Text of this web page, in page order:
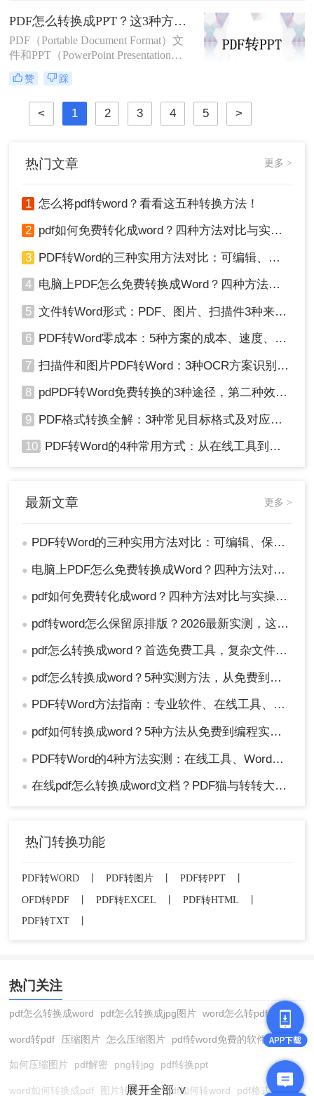
PDF怎么转换成PPT？这3种方法教会你！
PDF（Portable Document Format）文
件和PPT（PowerPoint Presentation）
文件在日常办公和学习中都有着广泛
的应用。有时，我们需要将PDF文件
转换为PPT格式，以便进行编辑、修
改或展示。那么PDF怎么转换成PPT
呢？本文将介绍三种将PDF转换成
赞 踩
< 1 2 3 4 5 >
热门文章 更多 >
1 怎么将pdf转word？看看这五种转换方法！
2 pdf如何免费转化成word？四种方法对比与实操指南（附详细表格）
3 PDF转Word的三种实用方法对比：可编辑、保格式、避风险！
4 电脑上PDF怎么免费转换成Word？四种方法对比与实操指南（附详细表格）!
5 文件转Word形式：PDF、图片、扫描件3种来源分别怎么处理！
6 PDF转Word零成本：5种方案的成本、速度、精度对比！
7 扫描件和图片PDF转Word：3种OCR方案识别率实测！
8 pdPDF转Word免费转换的3种途径，第二种效率最高！
9 PDF格式转换全解：3种常见目标格式及对应操作方法！
10 PDF转Word的4种常用方式：从在线工具到桌面软件全梳理！
最新文章 更多 >
● PDF转Word的三种实用方法对比：可编辑、保格式、避风险！
● 电脑上PDF怎么免费转换成Word？四种方法对比与实操指南（附详细表格）!
● pdf如何免费转化成word？四种方法对比与实操指南（附详细表格）
● pdf转word怎么保留原排版？2026最新实测，这5种方法从免费到专业全搞定！
● pdf怎么转换成word？首选免费工具，复杂文件再上专业软件！
● pdf怎么转换成word？5种实测方法，从免费到专业全攻略！
● PDF转Word方法指南：专业软件、在线工具、Word内置与改后缀名4种方案对比！
● pdf如何转换成word？5种方法从免费到编程实测对比！
● PDF转Word的4种方法实测：在线工具、Word、Adobe与开源软件对比！！
● 在线pdf怎么转换成word文档？PDF猫与转转大师2种在线工具使用指南与功能对比！
热门转换功能
PDF转WORD 丨 PDF转图片 丨 PDF转PPT
丨
OFD转PDF
丨 PDF转EXCEL 丨 PDF转HTML
丨
PDF转TXT
热门关注
pdf怎么转换成word pdf怎么转换成jpg图片 word怎么转pdf
word转pdf 压缩图片 怎么压缩图片 pdf转word免费的软件
如何压缩图片 pdf解密 png转jpg pdf转换ppt
word如何转换成pdf 图片转换格式 pdf如何转word pdf格式转换
展开全部 ∨